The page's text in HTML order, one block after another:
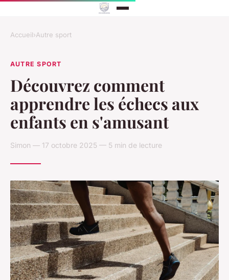
Accueil›Autre sport
AUTRE SPORT
Découvrez comment
apprendre les échecs aux
enfants en s'amusant
Simon — 17 octobre 2025 — 5 min de lecture